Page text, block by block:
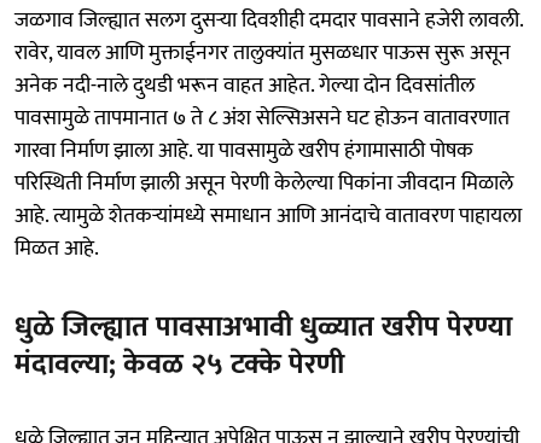
जळगाव जिल्ह्यात सलग दुसऱ्या दिवशीही दमदार पावसाने हजेरी लावली.
रावेर, यावल आणि मुक्ताईनगर तालुक्यांत मुसळधार पाऊस सुरू असून
अनेक नदी-नाले दुथडी भरून वाहत आहेत. गेल्या दोन दिवसांतील
पावसामुळे तापमानात ७ ते ८ अंश सेल्सिअसने घट होऊन वातावरणात
गारवा निर्माण झाला आहे. या पावसामुळे खरीप हंगामासाठी पोषक
परिस्थिती निर्माण झाली असून पेरणी केलेल्या पिकांना जीवदान मिळाले
आहे. त्यामुळे शेतकऱ्यांमध्ये समाधान आणि आनंदाचे वातावरण पाहायला
मिळत आहे.
धुळे जिल्ह्यात पावसाअभावी धुळ्यात खरीप पेरण्या
मंदावल्या; केवळ २५ टक्के पेरणी